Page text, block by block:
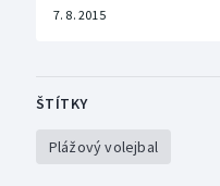
7. 8. 2015
ŠTÍTKY
Plážový volejbal